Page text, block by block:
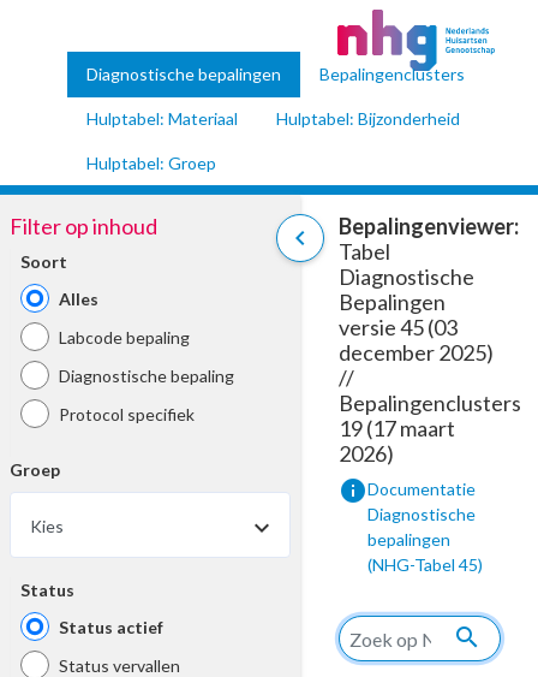
Diagnostische bepalingen Bepalingenclusters
Hulptabel: Materiaal Hulptabel: Bijzonderheid
Hulptabel: Groep
chevron_left
Filter op inhoud
Soort
Alles
Labcode bepaling
Diagnostische bepaling
Protocol specifiek
Groep
Kies
Status
Status actief
Status vervallen
Bepalingenviewer:
Tabel
Diagnostische
Bepalingen
versie 45 (03
december 2025)
//
Bepalingenclusters
19 (17 maart
2026)
infoDocumentatie
Diagnostische
bepalingen
(NHG-Tabel 45)
search